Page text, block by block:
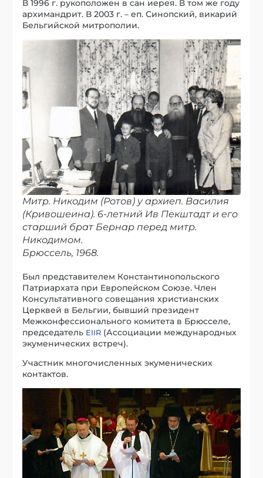
В 1996 г. рукоположен в сан иерея. В том же году
архимандрит. В 2003 г. – еп. Синопский, викарий
Бельгийской митрополии.
Митр. Никодим (Ротов) у архиеп. Василия
(Кривошеина). 6-летний Ив Пекштадт и его
старший брат Бернар перед митр.
Никодимом.
Брюссель, 1968.
Был представителем Константинопольского
Патриархата при Европейском Союзе. Член
Консультативного совещания христианских
Церквей в Бельгии, бывший президент
Межконфессионального комитета в Брюсселе,
председатель EIIR (Ассоциации международных
экуменических встреч).
Участник многочисленных экуменических
контактов.